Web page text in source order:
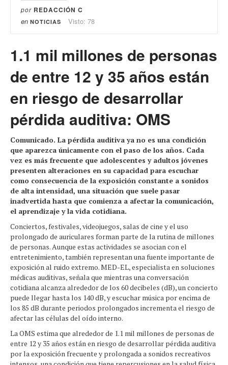
por REDACCIÓN C
en NOTICIAS Visto: 78
1.1 mil millones de personas
de entre 12 y 35 años están
en riesgo de desarrollar
pérdida auditiva: OMS
Comunicado. La pérdida auditiva ya no es una condición
que aparezca únicamente con el paso de los años. Cada
vez es más frecuente que adolescentes y adultos jóvenes
presenten alteraciones en su capacidad para escuchar
como consecuencia de la exposición constante a sonidos
de alta intensidad, una situación que suele pasar
inadvertida hasta que comienza a afectar la comunicación,
el aprendizaje y la vida cotidiana.
Conciertos, festivales, videojuegos, salas de cine y el uso
prolongado de auriculares forman parte de la rutina de millones
de personas. Aunque estas actividades se asocian con el
entretenimiento, también representan una fuente importante de
exposición al ruido extremo. MED-EL, especialista en soluciones
médicas auditivas, señala que mientras una conversación
cotidiana alcanza alrededor de los 60 decibeles (dB), un concierto
puede llegar hasta los 140 dB, y escuchar música por encima de
los 85 dB durante periodos prolongados incrementa el riesgo de
afectar las células del oído interno.
La OMS estima que alrededor de 1.1 mil millones de personas de
entre 12 y 35 años están en riesgo de desarrollar pérdida auditiva
por la exposición frecuente y prolongada a sonidos recreativos